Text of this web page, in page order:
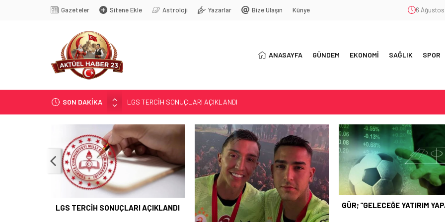
Gazeteler Sitene Ekle Astroloji Yazarlar Bize Ulaşın Künye 6
ANASAYFA GÜNDEM EKONOMİ SAĞLIK SPOR
SON DAKİKA
LGS TERCİH SONUÇLARI AÇIKLANDI
KALE’YE TAKFİYE YAPILDI…
GÜR; ”GELECEĞE YATIRIM YAPALIM…”
YENİ SEZON; YENİ KURALLAR…
MASÖRLÜK KURSU AÇILACAK
LGS TERCİH SONUÇLARI AÇIKLANDI GÜR; ”GELECEĞE YATIRIM